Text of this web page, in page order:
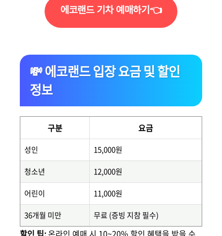
에코랜드 기차 예매하기👈
💸 에코랜드 입장 요금 및 할인
정보
구분 요금
성인
15,000원
청소년
12,000원
어린이
11,000원
36개월 미만
무료 (증빙 지참 필수)
할인 팁:온라인 예매 시 10~20% 할인 혜택을 받을 수